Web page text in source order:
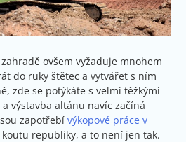
ovšem vyžaduje mnohem
do ruky štětec a vytvářet s ním
zde se potýkáte s velmi těžkými
výstavba altánu navíc začíná
zapotřebívýkopové práce v
republiky, a to není jen tak.